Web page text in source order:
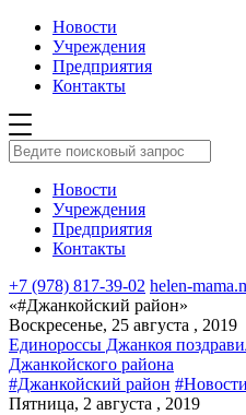
Новости
Учреждения
Предприятия
Контакты
Новости
Учреждения
Предприятия
Контакты
+7 (978) 817-39-02 helen-
«#Джанкойский район»
Воскресенье, 25 августа , 2019
Единороссы Джанкоя
Джанкойского района
#Джанкойский район #Новости
Пятница, 2 августа , 2019